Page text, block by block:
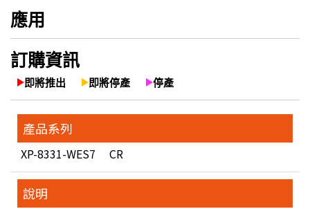
應用
訂購資訊
即將推出 即將停產 停產
產品系列
XP-8331-WES7 CR
說明